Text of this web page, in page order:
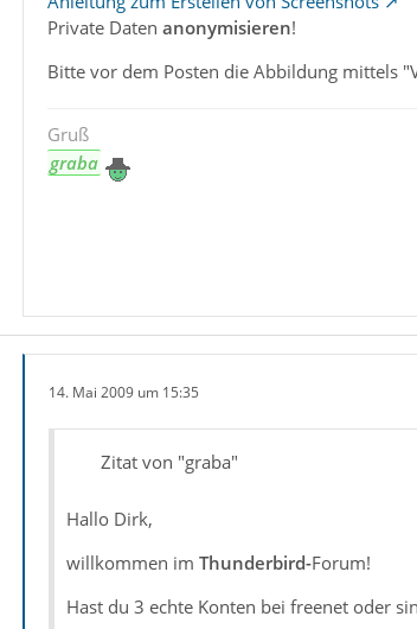
Private Daten anonymisieren!
Bitte vor dem Posten die Abbildung mittels
Gruß
graba
14. Mai 2009 um 15:35
Zitat von "graba"
Hallo Dirk,
willkommen im Thunderbird-Forum!
Hast du 3 echte Konten bei freenet oder